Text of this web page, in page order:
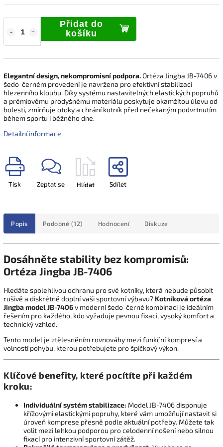
Přidat do
košíku
Elegantní design, nekompromisní podpora.Ortéza Jingba JB-7406 v
šedo-černém provedení je navržena pro efektivní stabilizaci
hlezenního kloubu. Díky systému nastavitelných elastických popruhů
a prémiovému prodyšnému materiálu poskytuje okamžitou úlevu od
bolesti, zmírňuje otoky a chrání kotník před nečekaným podvrtnutím
během sportu i běžného dne.
Detailní informace
Tisk Zeptat se Hlídat Sdílet
Popis Podobné (12) Hodnocení Diskuze
Dosáhněte stability bez kompromisů:
Ortéza Jingba JB-7406
Hledáte spolehlivou ochranu pro své kotníky, která nebude působit
rušivě a diskrétně doplní vaši sportovní výbavu? Kotníková ortéza
Jingba model JB-7406v moderní šedo-černé kombinaci je ideálním
řešením pro každého, kdo vyžaduje pevnou fixaci, vysoký komfort a
technický vzhled.
Tento model je ztělesněním rovnováhy mezi funkční kompresí a
volností pohybu, kterou potřebujete pro špičkový výkon.
Klíčové benefity, které pocítíte při každém
kroku:
Individuální systém stabilizace: Model JB-7406 disponuje
křížovými elastickými popruhy, které vám umožňují nastavit si
úroveň komprese přesně podle aktuální potřeby. Můžete tak
volit mezi lehkou podporou pro celodenní nošení nebo silnou
fixací pro intenzivní sportovní zátěž.